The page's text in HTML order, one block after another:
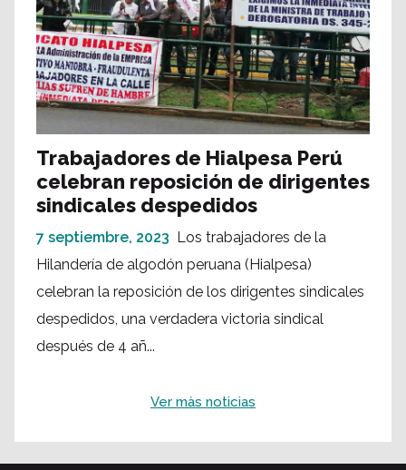
Trabajadores de Hialpesa Perú
celebran reposición de dirigentes
sindicales despedidos
7 septiembre, 2023
Los trabajadores de la
Hilandería de algodón peruana (Hialpesa)
celebran la reposición de los dirigentes sindicales
despedidos, una verdadera victoria sindical
después de 4 añ...
Ver màs noticias